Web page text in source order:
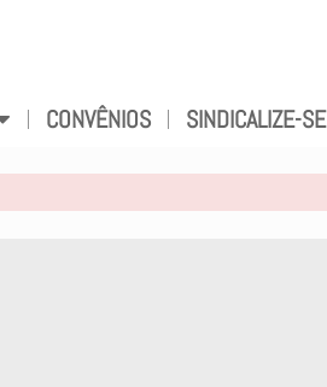
CONVÊNIOS SINDICALIZE-SE